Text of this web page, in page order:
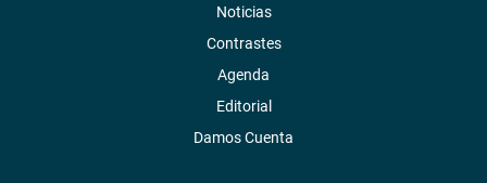
Noticias
Contrastes
Agenda
Editorial
Damos Cuenta